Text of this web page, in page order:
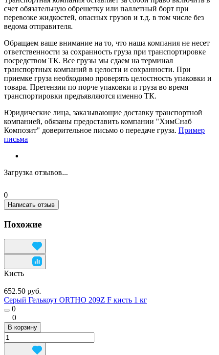
счет обязательную обрешетку или паллетный борт при
перевозке жидкостей, опасных грузов и т.д. в том числе без
ведома отправителя.
Обращаем ваше внимание на то, что наша компания не несет
ответственности за сохранность груза при транспортировке
посредством ТК. Все грузы мы сдаем на терминал
транспортных компаний в целости и сохранности. При
приемке груза необходимо проверять целостность упаковки и
товара. Претензии по порче упаковки и груза во время
транспортировки предъявляются именно ТК.
Юридические лица, заказывающие доставку транспортной
компанией, обязаны предоставить компании "ХимСнаб
Композит" доверительное письмо о передаче груза. Пример
письма
Загрузка отзывов...
0
Написать отзыв
Похожие
Кисть
652.50 руб.
Серый Гелькоут ORTHO 209Z F кисть 1 кг
0
0
В корзину